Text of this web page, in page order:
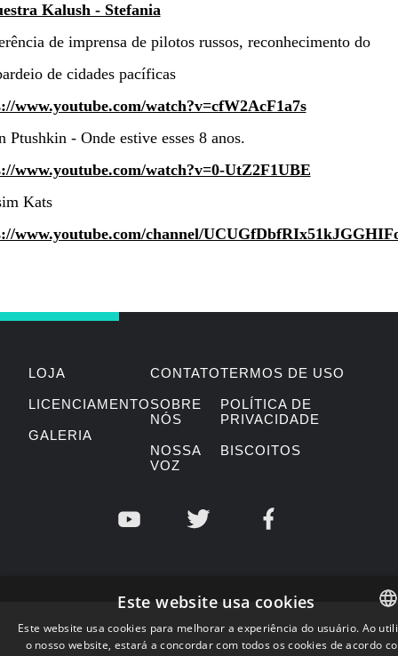
Kalush - Stefania
de imprensa de pilotos russos, reconhecimento do
de cidades pacíficas
www.youtube.com/watch?v=cfW2AcF1a7s
Ptushkin - Onde estive esses 8 anos.
www.youtube.com/watch?v=0-UtZ2F1UBE
Kats
www.youtube.com/channel/
LOJA
LICENCIAMENTO
GALERIA
CONTATO
SOBRE
NÓS
NOSSA
VOZ
TERMOS DE USO
POLÍTICA DE
PRIVACIDADE
BISCOITOS
ENGLISH
Este website usa cookies
Este website usa cookies para melhorar a experiência do usuário. Ao
o nosso website, estará a concordar com todos os cookies de acordo